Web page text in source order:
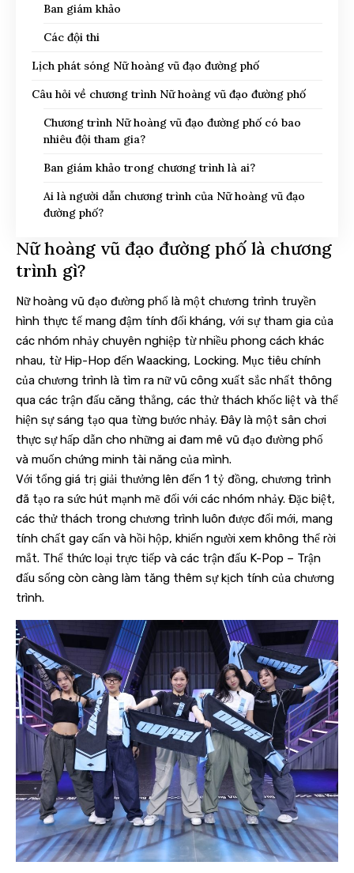
Ban giám khảo
Các đội thi
Lịch phát sóng Nữ hoàng vũ đạo đường phố
Câu hỏi về chương trình Nữ hoàng vũ đạo đường phố
Chương trình Nữ hoàng vũ đạo đường phố có bao
nhiêu đội tham gia?
Ban giám khảo trong chương trình là ai?
Ai là người dẫn chương trình của Nữ hoàng vũ đạo
đường phố?
Nữ hoàng vũ đạo đường phố là chương
trình gì?
Nữ hoàng vũ đạo đường phố là một chương trình truyền
hình thực tế mang đậm tính đối kháng, với sự tham gia của
các nhóm nhảy chuyên nghiệp từ nhiều phong cách khác
nhau, từ Hip-Hop đến Waacking, Locking. Mục tiêu chính
của chương trình là tìm ra nữ vũ công xuất sắc nhất thông
qua các trận đấu căng thẳng, các thử thách khốc liệt và thể
hiện sự sáng tạo qua từng bước nhảy. Đây là một sân chơi
thực sự hấp dẫn cho những ai đam mê vũ đạo đường phố
và muốn chứng minh tài năng của mình.
Với tổng giá trị giải thưởng lên đến 1 tỷ đồng, chương trình
đã tạo ra sức hút mạnh mẽ đối với các nhóm nhảy. Đặc biệt,
các thử thách trong chương trình luôn được đổi mới, mang
tính chất gay cấn và hồi hộp, khiến người xem không thể rời
mắt. Thể thức loại trực tiếp và các trận đấu K-Pop – Trận
đấu sống còn càng làm tăng thêm sự kịch tính của chương
trình.